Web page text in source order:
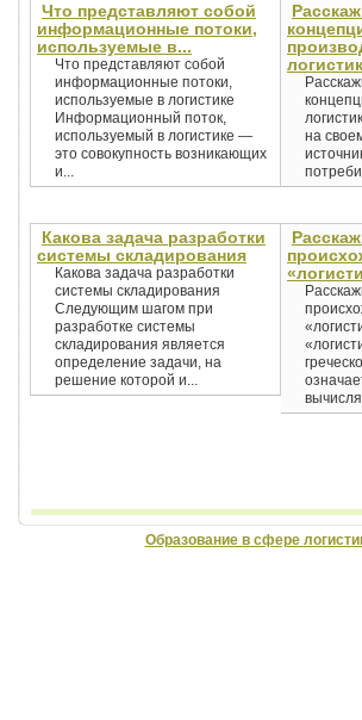
Что представляют собой
информационные потоки,
используемые в...
Что представляют собой
информационные потоки,
используемые в логистике
Информационный поток,
используемый в логистике —
это совокупность возникающих
и...
на
Какова задача разработки
системы складирования
Какова задача разработки
системы складирования
Следующим шагом при
разработке системы
складирования является
определение задачи, на
решение которой и...
Образование в сфере